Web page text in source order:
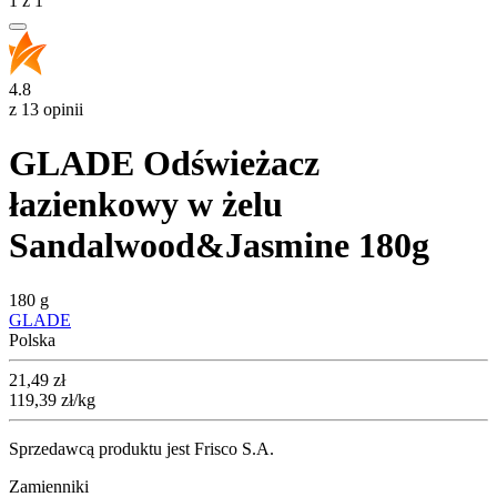
4.8
z 13 opinii
GLADE Odświeżacz
łazienkowy w żelu
Sandalwood&Jasmine 180g
180 g
GLADE
Polska
Cena
21,49 zł
119,39 zł/kg
Sprzedawcą produktu jest Frisco S.A.
Zamienniki